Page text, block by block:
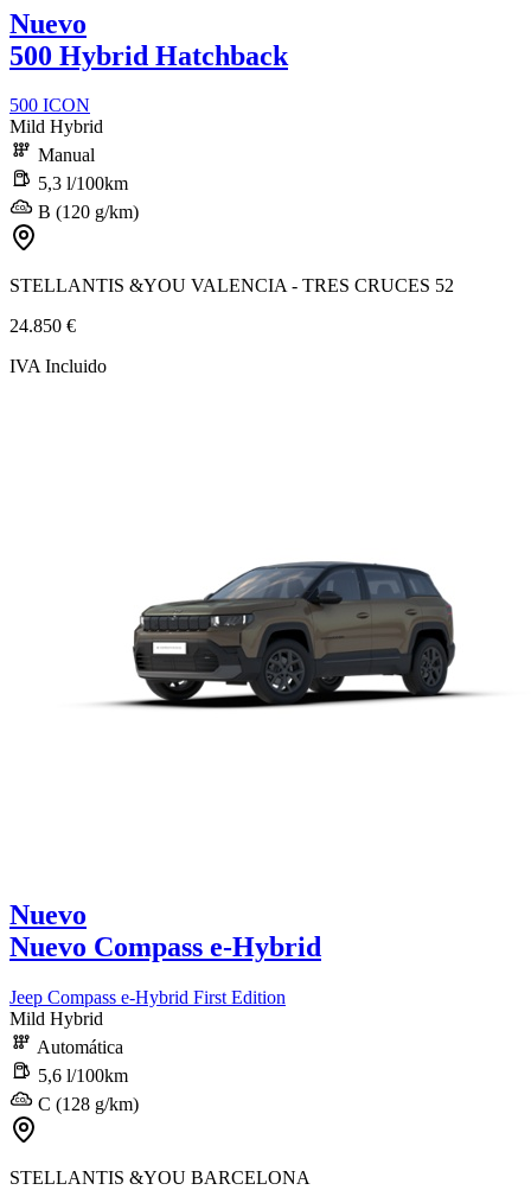
Nuevo
500 Hybrid Hatchback
500 ICON
Mild Hybrid
Manual
5,3 l/100km
B (120 g/km)
STELLANTIS &YOU VALENCIA - TRES CRUCES 52
24.850 €
IVA Incluido
Nuevo
Nuevo Compass e-Hybrid
Jeep Compass e-Hybrid First Edition
Mild Hybrid
Automática
5,6 l/100km
C (128 g/km)
STELLANTIS &YOU BARCELONA